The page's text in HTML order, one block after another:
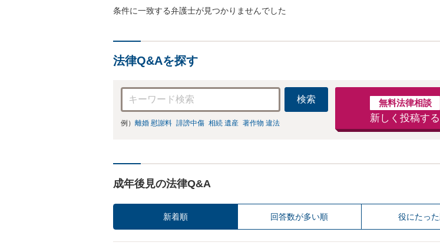
条件に一致する弁護士が見つかりませんでした
法律Q&Aを探す
検索
例） 離婚 慰謝料 誹謗中傷 相続 遺産 著作物 違法
無料法律相談
新しく投稿する
成年後見の法律Q&A
新着順 回答数が多い順 役にたっ